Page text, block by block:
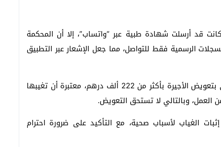
قد أرسلت شهادة طبية عبر “واتساب”، إلا أن المحكمة
الرسمية فقط للتواصل، مما جعل الإشعار عبر التطبيق
وبناء عليه، ألغت المحكمة الحكم الابتدائي الذي قضى بتعويض الأجيرة بأكثر من 222 ألف درهم، معتبرة أن تغيبها
الغياب لأسباب صحية، مع التأكيد على ضرورة احترام